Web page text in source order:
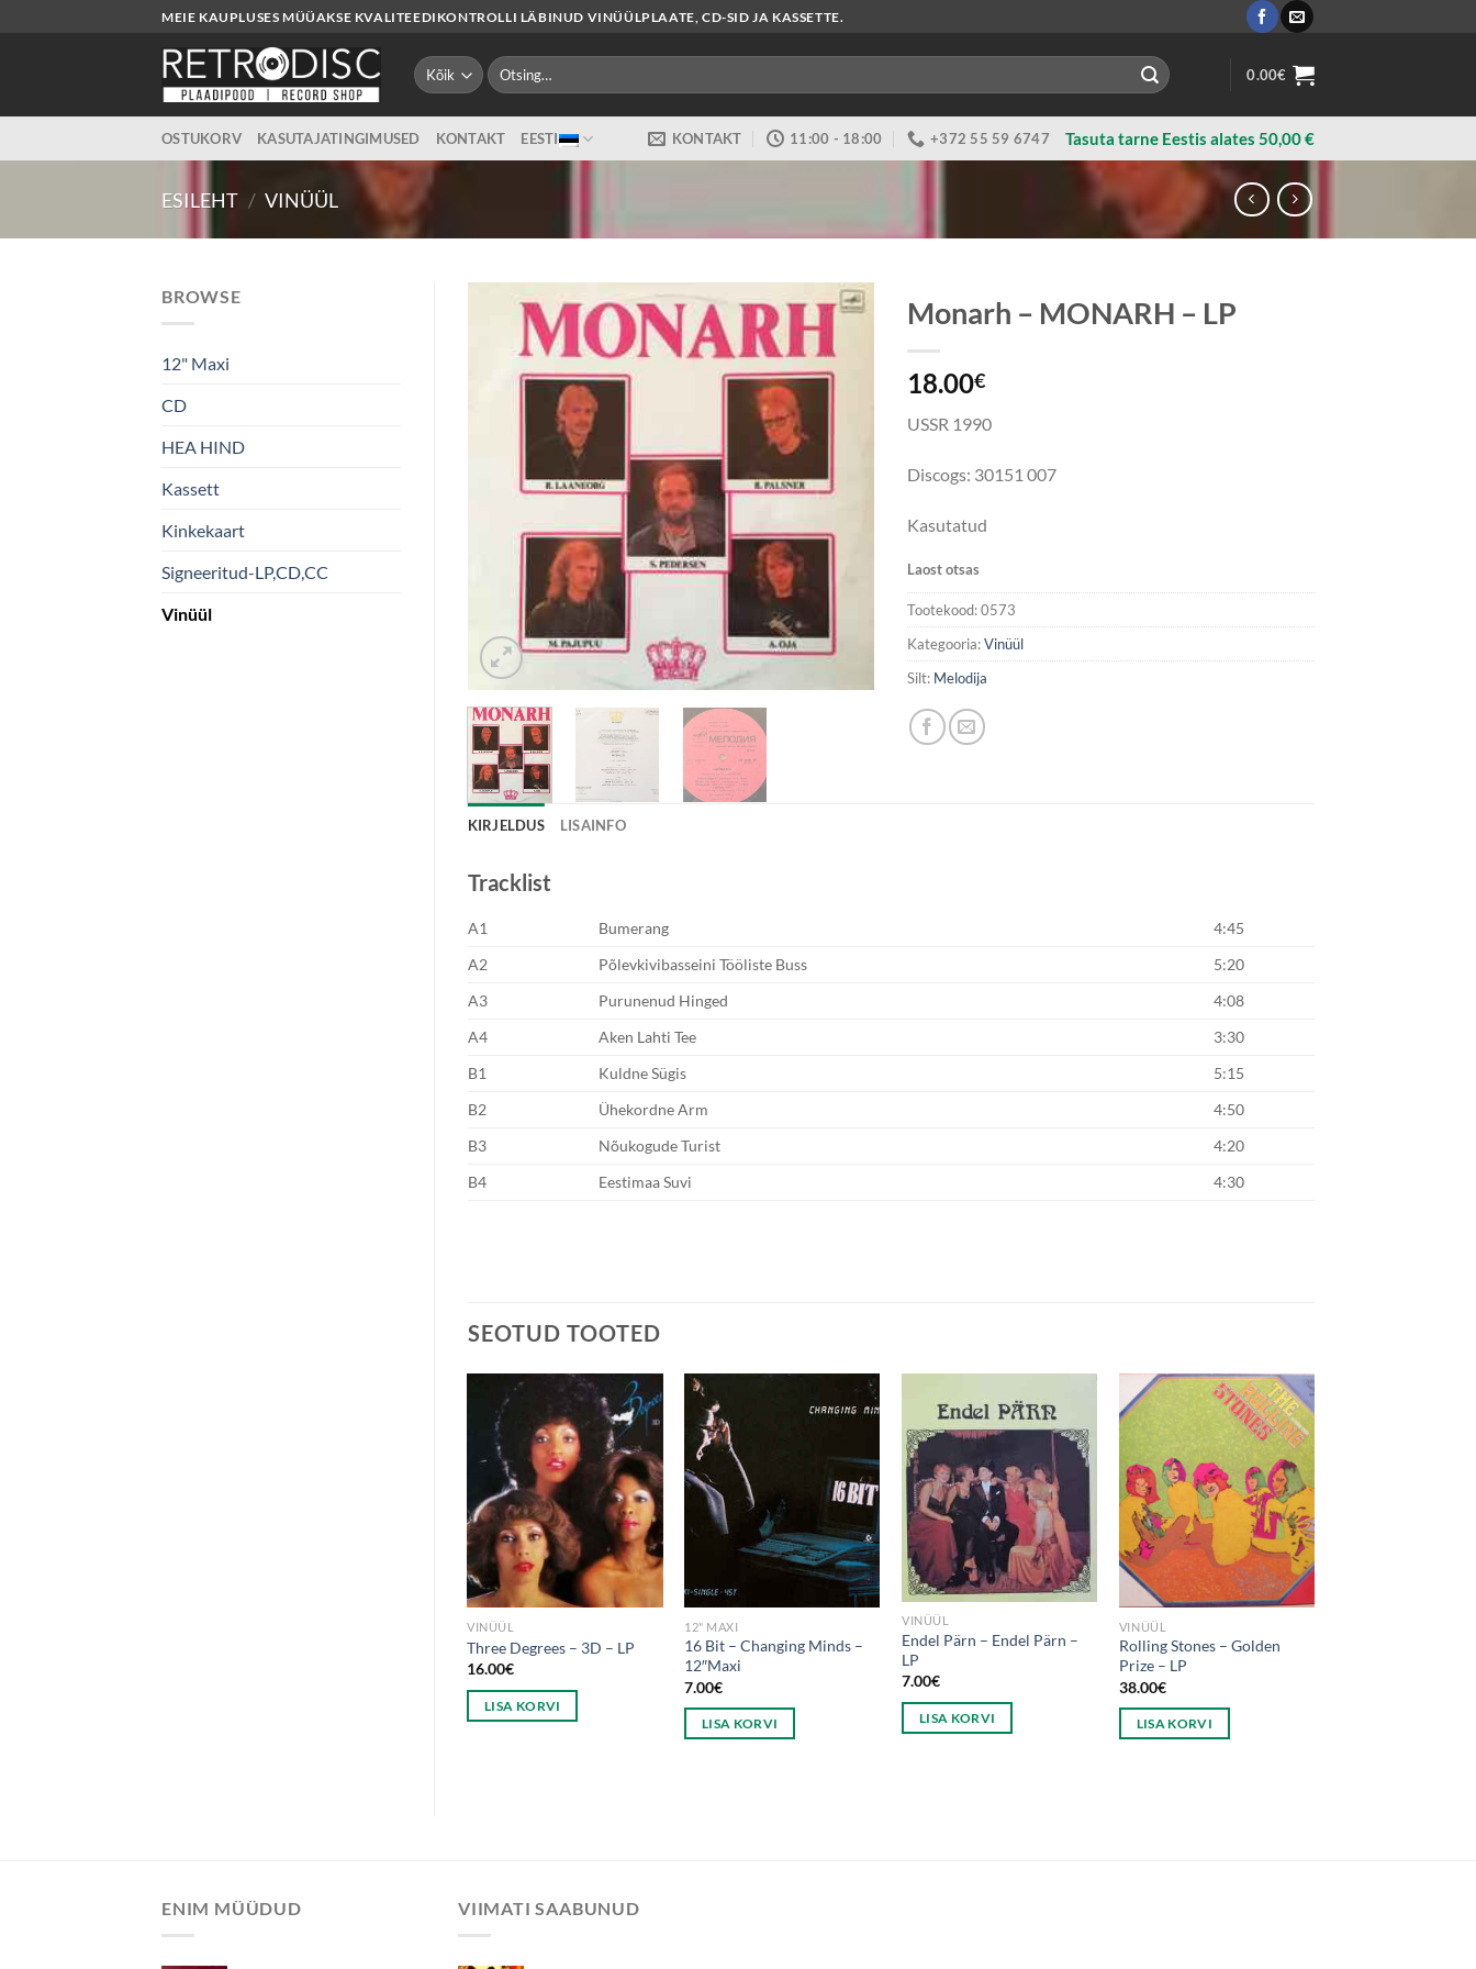
MEIE KAUPLUSES MÜÜAKSE KVALITEEDIKONTROLLI LÄBINUD VINÜÜLPLAATE, CD-SID JA KASSETTE.
Otsi:
0.00€
OSTUKORV KASUTAJATINGIMUSED KONTAKT EESTI KONTAKT 11:00 - 18:00 +372 55 59 6747 Tasuta tarne Eestis alates 50,00 €
ESILEHT / VINÜÜL
BROWSE
12" Maxi
CD
HEA HIND
Kassett
Kinkekaart
Signeeritud-LP,CD,CC
Vinüül
Monarh ‎– MONARH – LP
18.00€
USSR 1990
Discogs: 30151 007
Kasutatud
Laost otsas
Tootekood:0573
Kategooria:Vinüül
Silt: Melodija
KIRJELDUS LISAINFO
Tracklist
A1 Bumerang
4:45
A2
Põlevkivibasseini Tööliste Buss
5:20
A3
Purunenud Hinged
4:08
A4
Aken Lahti Tee
3:30
B1
Kuldne Sügis
5:15
B2
Ühekordne Arm
4:50
B3
Nõukogude Turist
4:20
B4
Eestimaa Suvi 4:30
SEOTUD TOOTED
VINÜÜL
Three Degrees – 3D – LP
16.00€
LISA KORVI
12" MAXI
16 Bit – Changing Minds –
12″Maxi
7.00€
LISA KORVI
VINÜÜL
Endel Pärn ‎– Endel Pärn –
LP
7.00€
LISA KORVI
VINÜÜL
Rolling Stones – Golden
Prize – LP
38.00€
LISA KORVI
ENIM MÜÜDUD VIIMATI SAABUNUD